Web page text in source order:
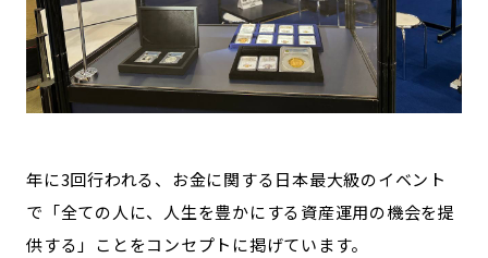
年に3回行われる、お金に関する日本最大級のイベント
で「全ての人に、人生を豊かにする資産運用の機会を提
供する」ことをコンセプトに掲げています。